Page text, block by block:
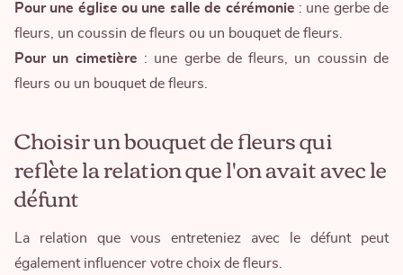
Pour une église ou une salle de cérémonie : une gerbe de
fleurs, un coussin de fleurs ou un bouquet de fleurs.
Pour un cimetière : une gerbe de fleurs, un coussin de
fleurs ou un bouquet de fleurs.
Choisir un bouquet de fleurs qui
reflète la relation que l'on avait avec le
défunt
La relation que vous entreteniez avec le défunt peut
également influencer votre choix de fleurs.